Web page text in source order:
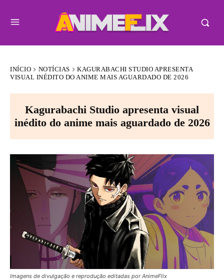
INÍCIO NOTÍCIAS
KAGURABACHI STUDIO APRESENTA
VISUAL INÉDITO DO ANIME MAIS AGUARDADO DE 2026
Kagurabachi Studio apresenta visual
inédito do anime mais aguardado de 2026
Imagens de divulgação e reprodução editadas por AnimeFlix